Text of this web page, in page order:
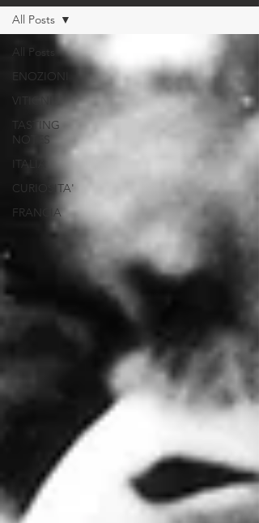
All Posts
ENOZIONI
VITIGNI
TASTING
NOTES
ITALIA
CURIOSITA'
FRANCIA
All Posts